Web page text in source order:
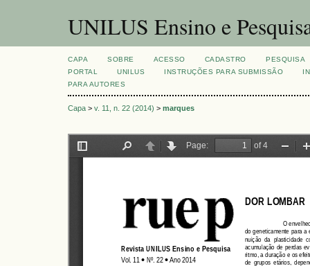
UNILUS Ensino e
CAPA SOBRE ACESSO CADASTRO
PESQUISA
PORTAL
UNILUS INSTRUÇÕES PARA SUBMISSÃO
PARA AUTORES
Capa > v. 11, n. 22 (2014) > marques